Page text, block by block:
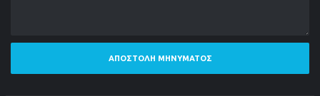
ΑΠΟΣΤΟΛΉ ΜΗΝΎΜΑΤΟΣ